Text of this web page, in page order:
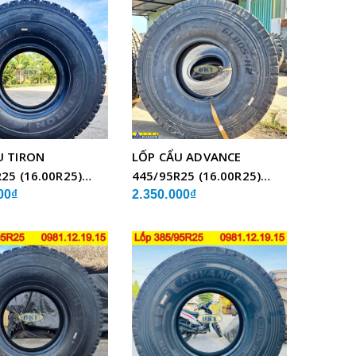
TIRON
(16.00R25)
THÉP
LỐP CẨU ADVANCE
445/95R25 (16.00R25)
GLB05 BỐ THÉP
2.350.000₫